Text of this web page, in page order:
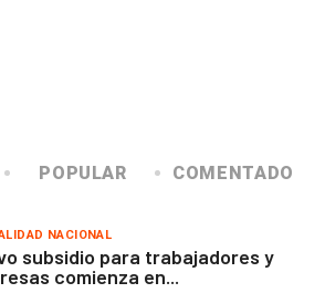
POPULAR COMENTADO
NACIONAL
subsidio para trabajadores y
comienza en...